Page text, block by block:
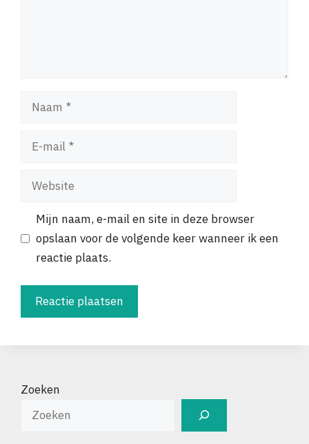
Naam
Website
Mijn naam, e-mail en site in deze browser
opslaan voor de volgende keer wanneer ik een
reactie plaats.
Zoeken